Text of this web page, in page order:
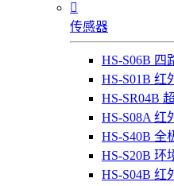

传感器
HS-S06B 四
HS-S01B 红
HS-SR04B
HS-S08A 红
HS-S40B 全
HS-S20B 环
HS-S04B 红